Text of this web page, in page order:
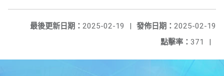
發佈日期： 2025-02-19
最後更新日期： 2025-02-19
|
點擊率： 371 |